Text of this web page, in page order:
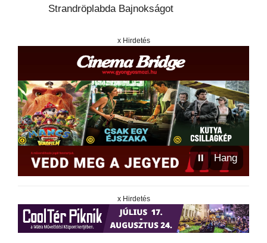
Strandröplabda Bajnokságot
x Hirdetés
⏸ Hang
x Hirdetés